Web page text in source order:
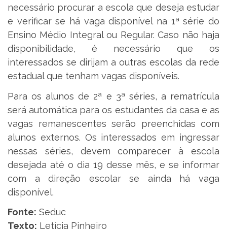
necessário procurar a escola que deseja estudar
e verificar se há vaga disponível na 1ª série do
Ensino Médio Integral ou Regular. Caso não haja
disponibilidade, é necessário que os
interessados se dirijam a outras escolas da rede
estadual que tenham vagas disponíveis.
Para os alunos de 2ª e 3ª séries, a rematrícula
será automática para os estudantes da casa e as
vagas remanescentes serão preenchidas com
alunos externos. Os interessados em ingressar
nessas séries, devem comparecer à escola
desejada até o dia 19 desse mês, e se informar
com a direção escolar se ainda há vaga
disponível.
Fonte: Seduc
Texto: Letícia Pinheiro